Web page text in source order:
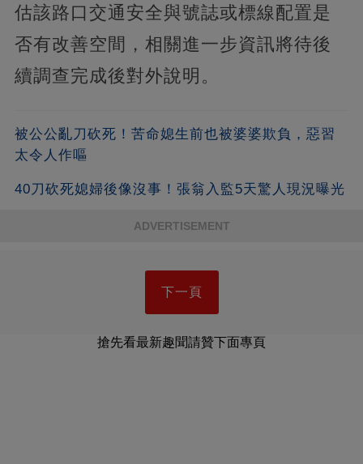
估該路口交通安全與號誌或標線配置是
否有改善空間，相關進一步資訊將待後
續調查完成後對外說明。
被公公亂刀砍死！苦命媳生前也被婆婆欺負，惡習
太令人作嘔
40刀砍死媳婦後像沒事！張翁入監5天驚人現況曝光
ADVERTISEMENT
下一頁
搶先看最新趣聞請贊下面專頁